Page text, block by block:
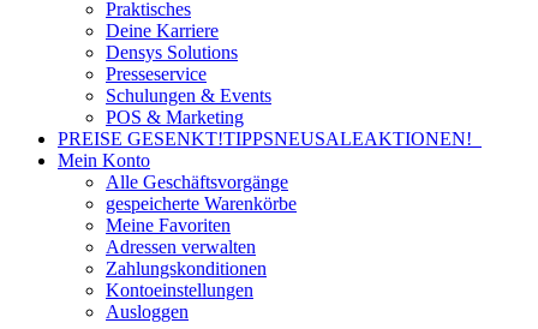
Praktisches
Deine Karriere
Densys Solutions
Presseservice
Schulungen & Events
POS & Marketing
PREISE GESENKT!TIPPSNEUSALEAKTIONEN!
Mein Konto
Alle Geschäftsvorgänge
gespeicherte Warenkörbe
Meine Favoriten
Adressen verwalten
Zahlungskonditionen
Kontoeinstellungen
Ausloggen